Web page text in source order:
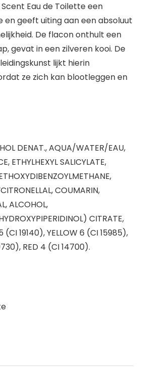
Eau de Toilette een
en geeft uiting aan een absoluut
De flacon onthult een
gevat in een zilveren kooi. De
lijkt hierin
ze zich kan blootleggen en
DENAT., AQUA/WATER/EAU,
ETHYLHEXYL SALICYLATE,
COUMARIN,
ALCOHOL,
CITRATE,
(CI 19140), YELLOW 6 (CI 15985),
RED 4 (CI 14700).